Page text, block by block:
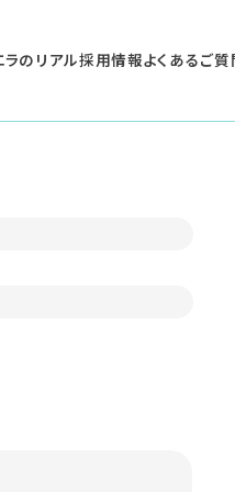
ラのリアル採用情報よくあるご